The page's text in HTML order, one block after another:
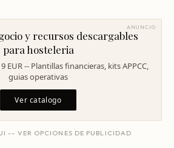
ANUNCIO
y recursos descargables
para hosteleria
EUR -- Plantillas financieras, kits APPCC,
guias operativas
Ver catalogo
-- VER OPCIONES DE PUBLICIDAD